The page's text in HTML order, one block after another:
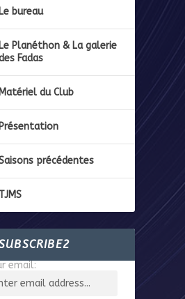
Le bureau
Le Planéthon & La galerie
Fadas
Matériel du Club
Présentation
précédentes
TJMS
email: